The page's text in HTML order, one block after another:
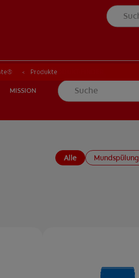
COLGATE® MARKENSHOP DE (DE)
MISSION
PRODUKT-FINDER
Produkte
Alle Mundspülung